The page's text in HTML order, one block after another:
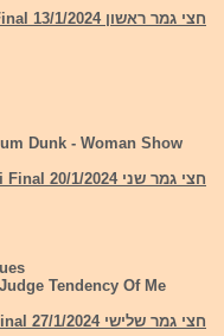
חצי גמר ראשון First Semi Final 13/1/2024
Dunk - Woman Show
חצי גמר שני 20/1/2024 Second Semi Final
Tendency Of Me
חצי גמר שלישי 27/1/2024 Third Semi Final